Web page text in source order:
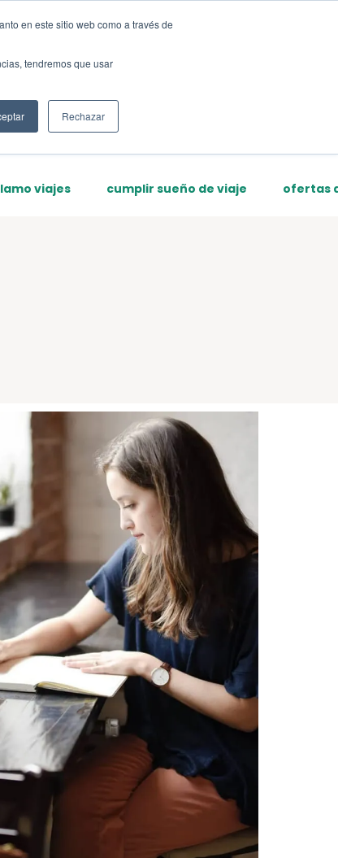
en este sitio web como a través de
tendremos que usar
Rechazar
viajes cumplir sueño de viaje ofertas